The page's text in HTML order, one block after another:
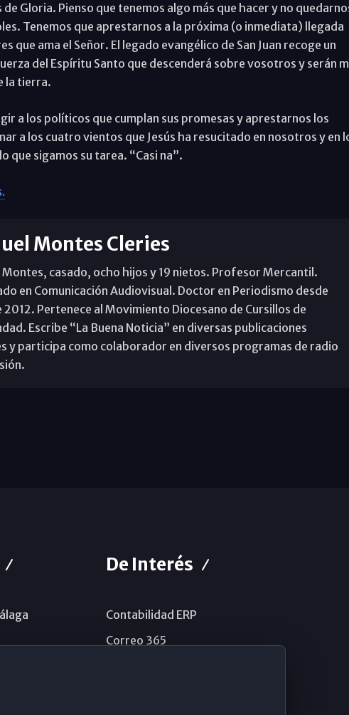
Gloria. Pienso que tenemos algo más que hacer y no
Tenemos que aprestarnos a la próxima (o inmediata) llegada
que ama el Señor. El legado evangélico de San Juan recoge un
del Espíritu Santo que descenderá sobre vosotros y serán
la tierra.
a los políticos que cumplan sus promesas y aprestarnos los
a los cuatro vientos que Jesús ha resucitado en nosotros y en
que sigamos su tarea. “Casi na”.
Montes Cleries
Montes, casado, ocho hijos y 19 nietos. Profesor Mercantil.
en Comunicación Audiovisual. Doctor en Periodismo desde
2012. Pertenece al Movimiento Diocesano de Cursillos de
Escribe “La Buena Noticia” en diversas publicaciones
y participa como colaborador en diversos programas de radio
De Interés
Contabilidad ERP
Correo 365